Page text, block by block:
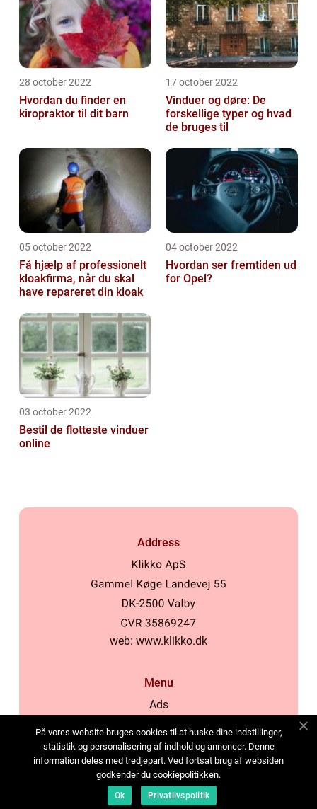
28 october 2022
Hvordan du finder en
kiropraktor til dit barn
17 october 2022
Vinduer og døre: De
forskellige typer og hvad
de bruges til
05 october 2022
Få hjælp af professionelt
kloakfirma, når du skal
have repareret din kloak
04 october 2022
Hvordan ser fremtiden ud
for Opel?
03 october 2022
Bestil de flotteste vinduer
online
Address
web: www.klikko.dk
Menu
Ads
Cookies
Contact
Sitemap
På vores website bruges cookies til at huske dine indstillinger,
statistik og personalisering af indhold og annoncer. Denne
information deles med tredjepart. Ved fortsat brug af websiden
godkender du cookiepolitikken.
Ok Privatlivspolitik